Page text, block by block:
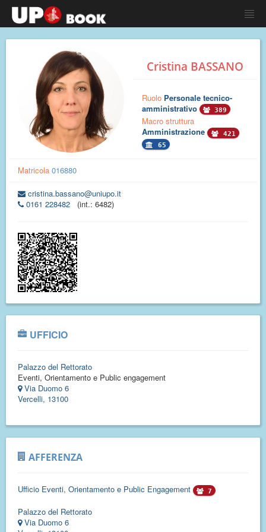
Cristina BASSANO
Ruolo Personale tecnico-
amministrativo
389
Macro struttura
Amministrazione
421
65
Matricola 016880
cristina.bassano@uniupo.it
0161 228482
(int.: 6482)
UFFICIO
Palazzo del Rettorato
Eventi, Orientamento e Public engagement
Via Duomo 6
Vercelli, 13100
AFFERENZA
Ufficio Eventi, Orientamento e Public Engagement 7
Palazzo del Rettorato
Via Duomo 6